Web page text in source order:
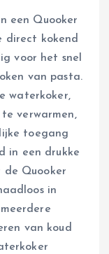
een Quooker
direct kokend
voor het snel
van pasta.
waterkoker,
verwarmen,
toegang
in een drukke
de Quooker
in
van koud